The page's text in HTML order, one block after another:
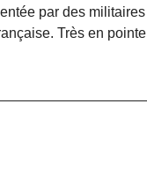
par des militaires
Très en pointe